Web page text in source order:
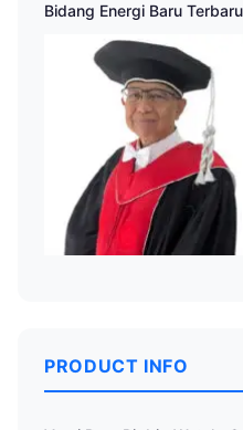
Bidang Energi Baru
PRODUCT INFO